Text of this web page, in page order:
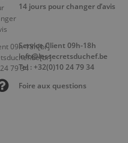
14 jours pour changer d’avis
Service Client 09h-18h
info@lessecretsduchef.be
Tel : +32(0)10 24 79 34
Foire aux questions